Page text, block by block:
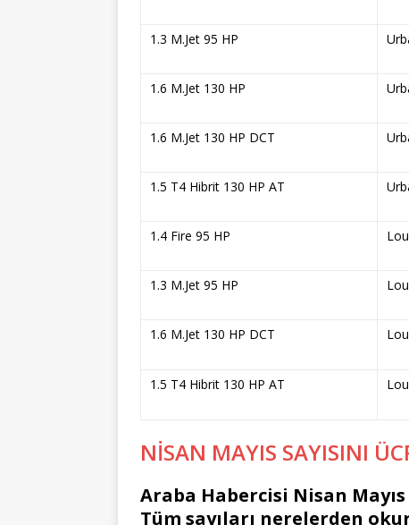
1.3 M.Jet 95 HP
1.6 M.Jet 130 HP
1.6 M.Jet 130 HP DCT
1.5 T4 Hibrit 130 HP AT
1.4 Fire 95 HP
1.3 M.Jet 95 HP
1.6 M.Jet 130 HP DCT
1.5 T4 Hibrit 130 HP AT
NİSAN MAYIS SAYISINI
Araba Habercisi Nisan Mayıs
Tüm sayıları nerelerden